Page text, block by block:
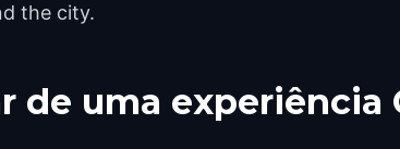
the city.
de uma experiência